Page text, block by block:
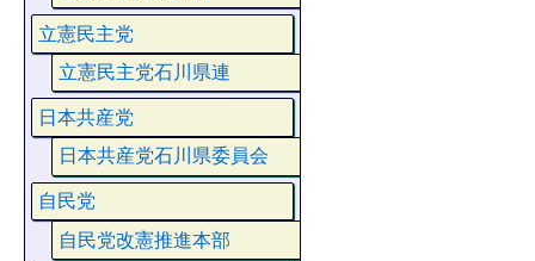
立憲民主党
立憲民主党石川県連
日本共産党
日本共産党石川県委員会
自民党
自民党改憲推進本部